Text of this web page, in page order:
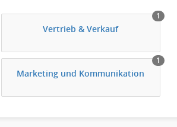
Vertrieb & Verkauf
1
Marketing und Kommunikation
1